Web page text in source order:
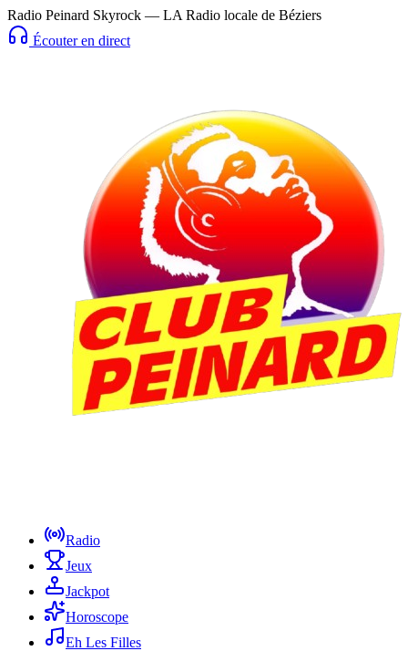
Radio Peinard Skyrock — LA Radio locale de Béziers
Écouter en direct
Radio
Jeux
Jackpot
Horoscope
Eh Les Filles